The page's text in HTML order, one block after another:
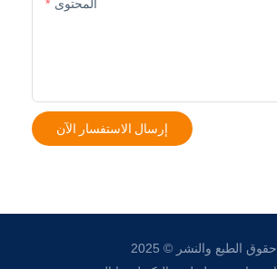
المحتوى
إرسال الاستفسار الآن
حقوق الطبع والنشر © 2025